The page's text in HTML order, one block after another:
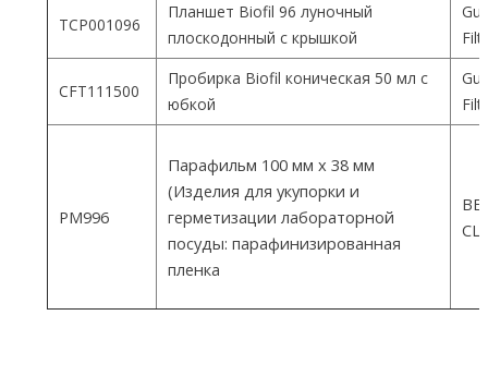
TCP001096
Планшет Biofil 96 луночный
плоскодонный с крышкой
CFT111500
Пробирка Biofil коническая 50 мл с
юбкой
PM996
Парафильм 100 мм х 38 мм
(Изделия для укупорки и
герметизации лабораторной
посуды: парафинизированная
пленка